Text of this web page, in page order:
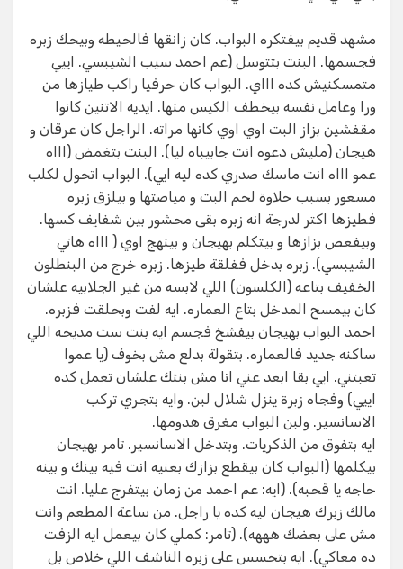
مشهد قديم بيفتكره البواب. كان زانقها فالحيطه وبيحك زبره
فجسمها. البنت بتتوسل (عم احمد سيب الشيبسي. اييي
متمسكنيش كده اااي. البواب كان حرفيا راكب طيازها من
ورا وعامل نفسه بيخطف الكيس منها. ايديه الاتنين كانوا
مقفشين بزاز البت اوي اوي كانها مراته. الراجل كان عرقان و
هيجان (مليش دعوه انت جابيباه ليا). البنت بتغمض (اااه
عمو اااه انت ماسك صدري كده ليه ايي). البواب اتحول لكلب
مسعور بسبب حلاوة لحم البت و مياصتها و بيلزق زبره
فطيزها اكتر لدرجة انه زبره بقى محشور بين شفايف كسها.
وبيفعص بزازها و بيتكلم بهيجان و بينهج اوي ( اااه هاتي
الشيبسي). زبره بدخل ففلقة طيزها. زبره خرج من البنطلون
الخفيف بتاعه (الكلسون) اللي لابسه من غير الجلابيه علشان
كان بيمسح المدخل بتاع العماره. ايه لفت وبحلقت فزبره.
احمد البواب بهيجان بيفشخ فجسم ايه بنت ست مديحه اللي
ساكنه جديد فالعماره. بتقولة بدلع مش بخوف (يا عموا
تعبتني. ايي بقا ابعد عني انا مش بنتك علشان تعمل كده
اييي) وفجاه زبرة ينزل شلال لبن. وايه بتجري تركب
الاسانسير. ولبن البواب مغرق هدومها.
ايه بتفوق من الذكريات. وبتدخل الاسانسير. تامر بهيجان
بيكلمها (البواب كان بيقطع بزازك بعنيه انت فيه بينك و بينه
حاجه يا قحبه). (ايه: عم احمد من زمان بيتفرج عليا. انت
مالك زبرك هيجان ليه كده يا راجل. من ساعة المطعم وانت
مش على بعضك هههه). (تامر: كملي كان بيعمل ايه الزفت
ده معاكي). ايه بتحسس على زبره الناشف اللي خلاص بل